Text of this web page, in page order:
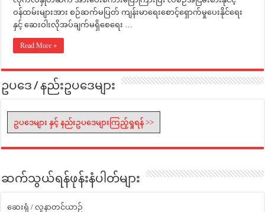
ဝန်ထမ်းများအား စဉ်ဆက်မပြတ် ကျန်းမာရေးစောင့်ရှောက်မှုပေးနိုင်ရေး
နှင့် ဆေးဝါးလိုအပ်ချက်မရှိစေရေး …
Read More »
ဥပဒေ / နည်းဥပဒေများ
ဥပဒေများ နှင့် နည်းဥပဒေများကြည့်ရှုရန် >>
ဆက်သွယ်ရန်ဖုန်းနံပါတ်များ
ဆေးရုံ / လူနာတင်ယာဉ်